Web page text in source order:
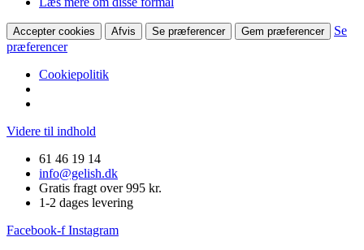
Accepter cookies Afvis Se præferencer Gem præferencer
Se
præferencer
Cookiepolitik
Videre til indhold
61 46 19 14
info@gelish.dk
Gratis fragt over 995 kr.
1-2 dages levering
Facebook-f Instagram